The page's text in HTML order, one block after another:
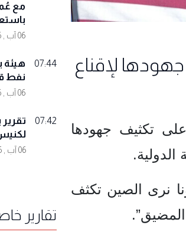
جهودها لإقناع
تكثيف جهودها
الدولية.
نرى الصين تكثف
مع
06 آب , 2026
07:44
هيئة
نفط
06 آب , 2026
07:42
06 آب , 2026
تقارير